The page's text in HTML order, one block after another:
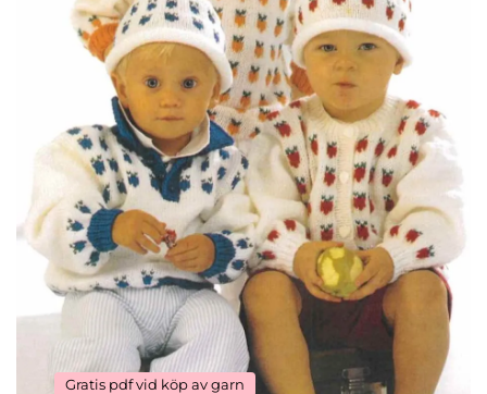
Gratis pdf vid köp av garn